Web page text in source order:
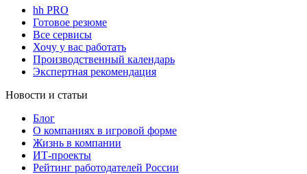
hh PRO
Готовое резюме
Все сервисы
Хочу у вас работать
Производственный календарь
Экспертная рекомендация
Новости и статьи
Блог
О компаниях в игровой форме
Жизнь в компании
ИТ-проекты
Рейтинг работодателей России